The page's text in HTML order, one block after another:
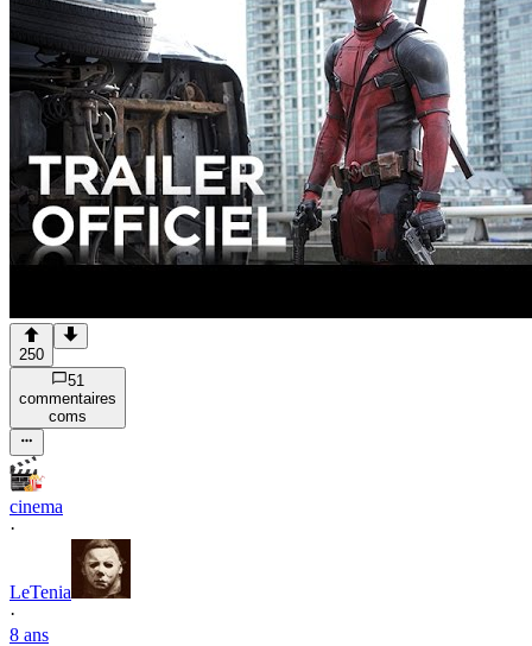
250
51
commentaires
coms
cinema
·
LeTenia
·
8 ans